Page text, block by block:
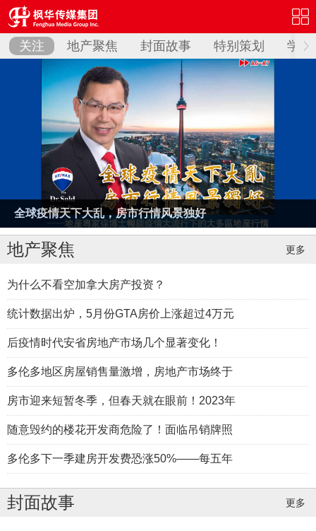
关注 地产聚焦 封面故事 特别策划 学区
全球疫情天下大乱，房市行情风景独好
地产聚焦 更多
为什么不看空加拿大房产投资？
统计数据出炉，5月份GTA房价上涨超过4万元
后疫情时代安省房地产市场几个显著变化！
多伦多地区房屋销售量激增，房地产市场终于
房市迎来短暂冬季，但春天就在眼前！2023年
随意毁约的楼花开发商危险了！面临吊销牌照
多伦多下一季建房开发费恐涨50%——每五年
封面故事 更多